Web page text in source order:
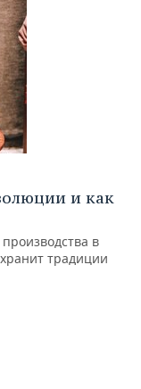
и как
в
традиции